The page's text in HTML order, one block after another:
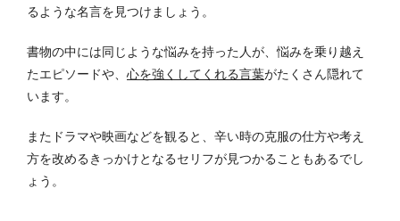
るような名言を見つけましょう。
書物の中には同じような悩みを持った人が、悩みを乗り越え
たエピソードや、 心を強くしてくれる言葉がたくさん隠れて
います。
またドラマや映画などを観ると、辛い時の克服の仕方や考え
方を改めるきっかけとなるセリフが見つかることもあるでし
ょう。